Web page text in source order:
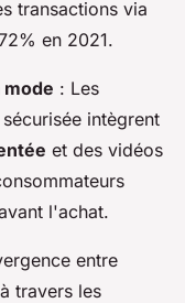
transactions via
en 2021.
: Les
intègrent
et des vidéos
l'achat.
entre
travers les